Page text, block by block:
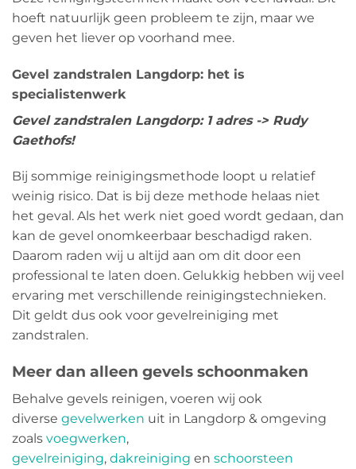
hoeft natuurlijk geen probleem te zijn, maar we
geven het liever op voorhand mee.
Gevel zandstralen Langdorp: het is
specialistenwerk
Gevel zandstralen Langdorp: 1 adres -> Rudy
Gaethofs!
Bij sommige reinigingsmethode loopt u relatief
weinig risico. Dat is bij deze methode helaas niet
het geval. Als het werk niet goed wordt gedaan, dan
kan de gevel onomkeerbaar beschadigd raken.
Daarom raden wij u altijd aan om dit door een
professional te laten doen. Gelukkig hebben wij veel
ervaring met verschillende reinigingstechnieken.
Dit geldt dus ook voor gevelreiniging met
zandstralen.
Meer dan alleen gevels schoonmaken
Behalve gevels reinigen, voeren wij ook
diverse gevelwerken uit in Langdorp & omgeving
zoals voegwerken,
gevelreiniging, dakreiniging en schoorsteen